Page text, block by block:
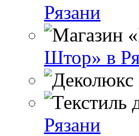
Рязани
Штор» в
Рязани